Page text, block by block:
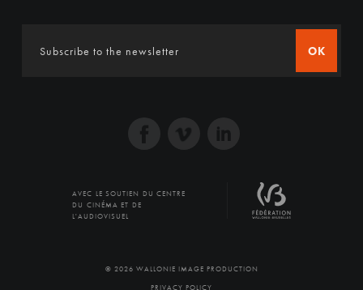
OK
AVEC LE SOUTIEN DU CENTRE
DU CINÉMA ET DE
L'AUDIOVISUEL
© 2026 WALLONIE IMAGE PRODUCTION
PRIVACY POLICY